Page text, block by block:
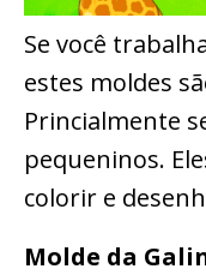
Se você
estes moldes
Princialmente
pequeninos.
colorir e
Molde da